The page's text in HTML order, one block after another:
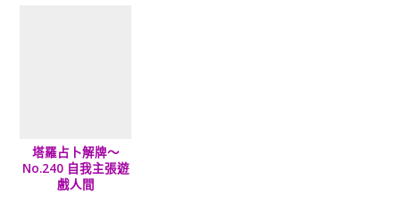
塔羅占卜解牌～
No.240 自我主張遊
戲人間